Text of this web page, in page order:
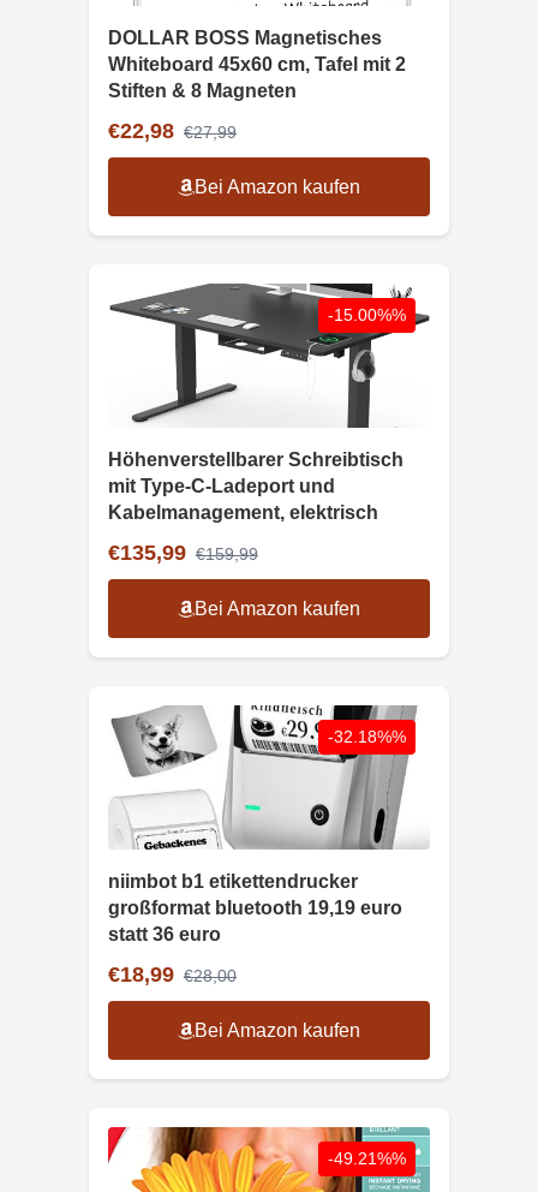
DOLLAR BOSS Magnetisches
Whiteboard 45x60 cm, Tafel mit 2
Stiften & 8 Magneten
€22,98 €27,99
Bei Amazon kaufen
-15.00%%
Höhenverstellbarer Schreibtisch
mit Type-C-Ladeport und
Kabelmanagement, elektrisch
€135,99 €159,99
Bei Amazon kaufen
-32.18%%
niimbot b1 etikettendrucker
großformat bluetooth 19,19 euro
statt 36 euro
€18,99 €28,00
Bei Amazon kaufen
-49.21%%